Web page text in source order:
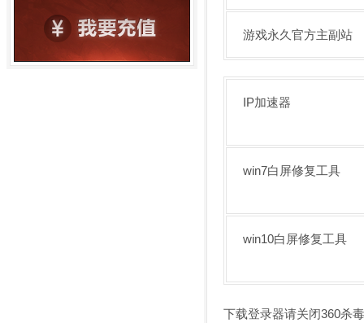
游戏永久官方主副站
IP加速器
win7白屏修复工具
win10白屏修复工具
下载登录器请关闭360杀